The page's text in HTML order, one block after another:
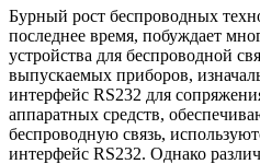
Бурный рост беспроводных
последнее время, побуждает
устройства для беспроводной
выпускаемых приборов,
интерфейс RS232 для
аппаратных средств,
беспроводную связь,
интерфейс RS232. Однако